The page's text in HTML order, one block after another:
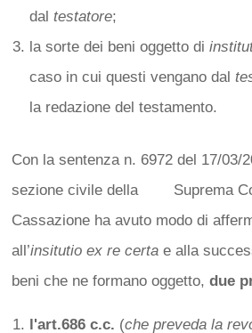
dal testatore;
la sorte dei beni oggetto di
caso in cui questi vengano dal
la redazione del testamento.
Con la sentenza n. 6972 del 17/03/
sezione civile della Suprema
Cassazione ha avuto modo di
all’insitutio ex re certae alla
beni che ne formano oggetto, due
l'art.686 c.c. (che preveda la